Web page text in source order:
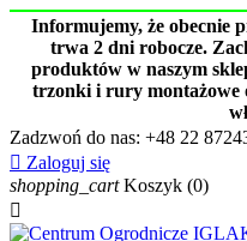
Informujemy, że obecnie
trwa 2 dni robocze.
produktów w naszym
trzonki i rury montażowe
Zadzwoń do nas: +48 22
 Zaloguj się
shopping_cart Koszyk (0)
